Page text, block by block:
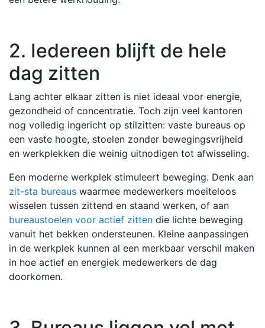
2. Iedereen blijft de hele
dag zitten
Lang achter elkaar zitten is niet ideaal voor energie,
gezondheid of concentratie. Toch zijn veel kantoren
nog volledig ingericht op stilzitten: vaste bureaus op
een vaste hoogte, stoelen zonder bewegingsvrijheid
en werkplekken die weinig uitnodigen tot afwisseling.
Een moderne werkplek stimuleert beweging. Denk aan
zit-sta bureaus waarmee medewerkers moeiteloos
wisselen tussen zittend en staand werken, of aan
bureaustoelen voor actief zitten die lichte beweging
vanuit het bekken ondersteunen. Kleine aanpassingen
in de werkplek kunnen al een merkbaar verschil maken
in hoe actief en energiek medewerkers de dag
doorkomen.